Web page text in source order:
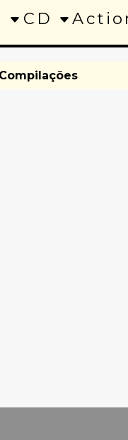
CD
Compilações